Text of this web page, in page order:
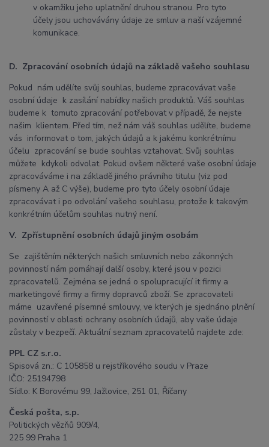
v okamžiku jeho uplatnění druhou stranou. Pro tyto
účely jsou uchovávány údaje ze smluv a naší vzájemné
komunikace.
D. Zpracování osobních údajů na základě vašeho souhlasu
Pokud nám udělíte svůj souhlas, budeme zpracovávat vaše
osobní údaje k zasílání nabídky našich produktů. Váš souhlas
budeme k tomuto zpracování potřebovat v případě, že nejste
našim klientem. Před tím, než nám váš souhlas udělíte, budeme
vás informovat o tom, jakých údajů a k jakému konkrétnímu
účelu zpracování se bude souhlas vztahovat. Svůj souhlas
můžete kdykoli odvolat. Pokud ovšem některé vaše osobní údaje
zpracováváme i na základě jiného právního titulu (viz pod
písmeny A až C výše), budeme pro tyto účely osobní údaje
zpracovávat i po odvolání vašeho souhlasu, protože k takovým
konkrétním účelům souhlas nutný není.
V. Zpřístupnění osobních údajů jiným osobám
Se zajištěním některých našich smluvních nebo zákonných
povinností nám pomáhají další osoby, které jsou v pozici
zpracovatelů. Zejména se jedná o spolupracující it firmy a
marketingové firmy a firmy dopravců zboží. Se zpracovateli
máme uzavřené písemné smlouvy, ve kterých je sjednáno plnění
povinností v oblasti ochrany osobních údajů, aby vaše údaje
zůstaly v bezpečí. Aktuální seznam zpracovatelů najdete zde:
PPL CZ s.r.o.
Spisová zn.: C 105858 u rejstříkového soudu v Praze
IČO: 25194798
Sídlo: K Borovému 99, Jažlovice, 251 01, Říčany
Česká pošta, s.p.
Politických vězňů 909/4,
225 99 Praha 1